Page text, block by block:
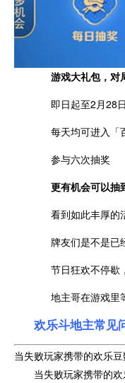
游戏大礼包，对
即日起至2月28日
每天均可进入「
参与六次抽奖
更有机会可以抽
看到如此丰厚的
牌友们是不是已
节日狂欢不停歇
地主哥在游戏里
欢乐斗地主常见
当失败玩家携带的欢乐
当失败玩家携带的